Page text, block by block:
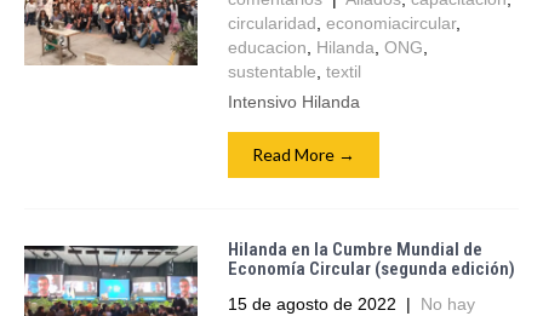
circularidad economiacircular,
educacion
Hilanda ONG
sustentable textil
Intensivo Hilanda
Read More →
Hilanda en la Cumbre Mundial de
Economía Circular (segunda edición)
15 de agosto de 2022 | No hay